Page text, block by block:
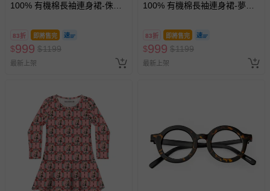
100% 有機棉長袖連身裙-侏儸
83折 即將售完
$999 $1199
最新上架
100% 有機棉長袖連身裙-夢想
83折 即將售完
$999 $1199
最新上架